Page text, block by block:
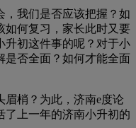
我们是否应该把握？如
如何复习，家长此时又要
升初这件事的呢？对于小
是否全面？如何才能全面
梢？为此，济南e度论
了上一年的济南小升初的